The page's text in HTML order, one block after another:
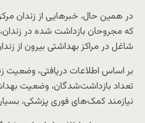
در همین حال، خبرهایی از زندان
که مجروحان بازداشت شده در
شاغل در مراکز بهداشتی بیرون از
بر اساس اطلاعات دریافتی، وضعیت
تعداد بازداشت‌شدگان، وضعیت
نیازمند کمک‌های فوری پزشکی،